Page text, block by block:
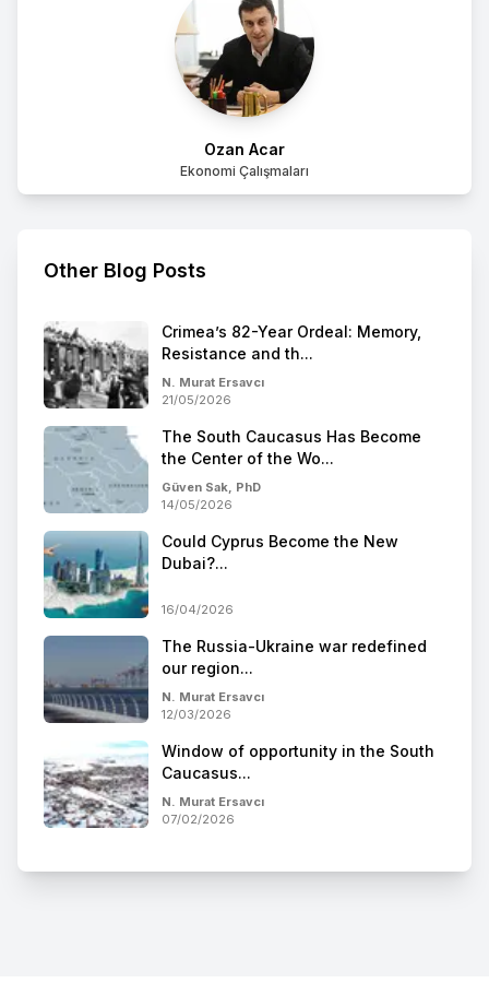
Ozan Acar
Ekonomi Çalışmaları
Other Blog Posts
Crimea’s 82-Year Ordeal: Memory,
Resistance and th...
N. Murat Ersavcı
21/05/2026
The South Caucasus Has Become
the Center of the Wo...
Güven Sak, PhD
14/05/2026
Could Cyprus Become the New
Dubai?...
16/04/2026
The Russia-Ukraine war redefined
our region...
N. Murat Ersavcı
12/03/2026
Window of opportunity in the South
Caucasus...
N. Murat Ersavcı
07/02/2026